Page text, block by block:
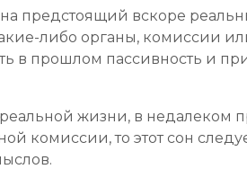
предстоящий вскоре
либо органы, комиссии
в прошлом пассивность и
реальной жизни, в
комиссии, то этот сон